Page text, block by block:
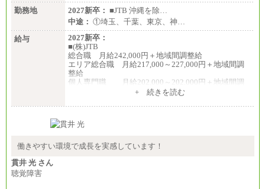
勤務地
2027新卒： ■JTB 沖縄を除…
中途： ①埼玉、千葉、東京、神…
給与
2027新卒：
■(株)JTB
総合職 月給242,000円＋地域間調整給
エリア総合職 月給217,000～227,000円＋地域間調
整給
個人専門職 月給202,000～202,000円＋地域間調
総合職 月給208,000～235,000円
※詳細はJTBキャリアサイトよりご確認ください。
+ 続きを読む
働きやすい環境で成長を実感しています！
貫井 光 さん
聴覚障害